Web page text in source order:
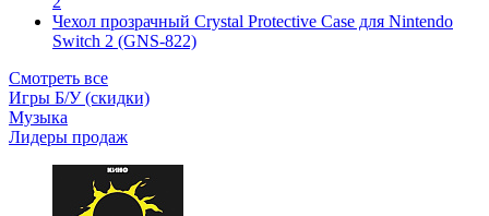
Чехол прозрачный Crystal Protective Case для Nintendo
Switch 2 (GNS-822)
Смотреть все
Игры Б/У (скидки)
Музыка
Лидеры продаж